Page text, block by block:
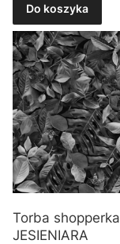
Do koszyka
Torba shopperka
JESIENIARA